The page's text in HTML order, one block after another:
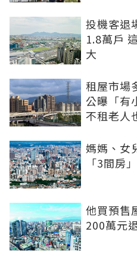
投機客退
1.8萬戶
大
租屋市場
公曝「有
不租老人
媽媽、女
「3間房
他買預售
200萬元